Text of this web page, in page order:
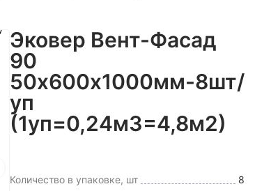
Эковер Вент-Фасад
90
50х600х1000мм-8шт/
уп
(1уп=0,24м3=4,8м2)
Количество в упаковке, шт
8